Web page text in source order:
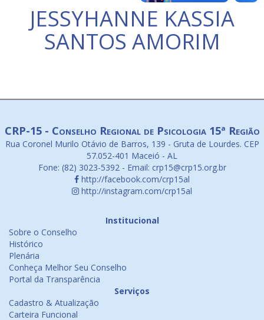
JESSYHANNE KASSIA
SANTOS AMORIM
CRP-15 - Conselho Regional de Psicologia 15ª Região
Rua Coronel Murilo Otávio de Barros, 139 - Gruta de Lourdes. CEP
57.052-401 Maceió - AL
Fone: (82) 3023-5392 - Email: crp15@crp15.org.br
http://facebook.com/crp15al
http://instagram.com/crp15al
Institucional
Sobre o Conselho
Histórico
Plenária
Conheça Melhor Seu Conselho
Portal da Transparência
Serviços
Cadastro & Atualização
Carteira Funcional